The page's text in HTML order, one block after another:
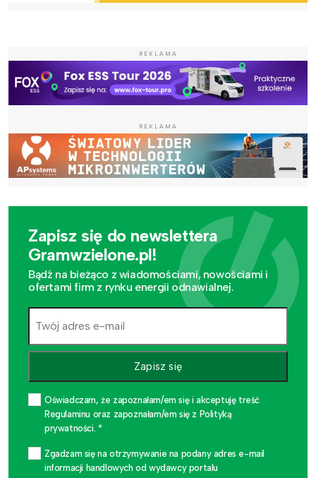
REKLAMA
REKLAMA
Zapisz się do newslettera
Gramwzielone.pl!
Bądź na bieżąco z wiadomościami, nowościami i
ofertami firm z rynku energii odnawialnej.
Zapisz się
Oświadczam, że zapoznałam/em się i akceptuję treść
Regulaminu oraz zapoznałam/em się z Polityką
prywatności. *
Zgadzam się na otrzymywanie na podany adres e-mail
informacji handlowych od wydawcy portalu